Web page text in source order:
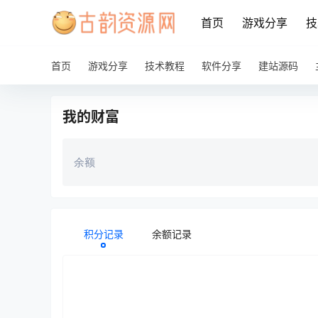
首页 游戏分享
首页 游戏分享 技术教程 软件分享 建站源码
我的财富
余额
积分记录 余额记录